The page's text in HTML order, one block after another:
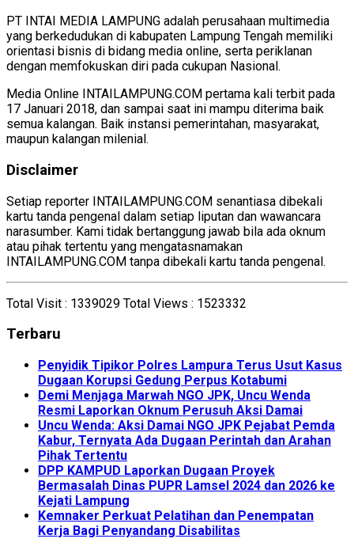
PT INTAI MEDIA LAMPUNG adalah perusahaan multimedia
yang berkedudukan di kabupaten Lampung Tengah memiliki
orientasi bisnis di bidang media online, serta periklanan
dengan memfokuskan diri pada cukupan Nasional.
Media Online INTAILAMPUNG.COM pertama kali terbit pada
17 Januari 2018, dan sampai saat ini mampu diterima baik
semua kalangan. Baik instansi pemerintahan, masyarakat,
maupun kalangan milenial.
Disclaimer
Setiap reporter INTAILAMPUNG.COM senantiasa dibekali
kartu tanda pengenal dalam setiap liputan dan wawancara
narasumber. Kami tidak bertanggung jawab bila ada oknum
atau pihak tertentu yang mengatasnamakan
INTAILAMPUNG.COM tanpa dibekali kartu tanda pengenal.
Total Visit : 1339029 Total Views : 1523332
Terbaru
Penyidik Tipikor Polres Lampura Terus Usut Kasus
Dugaan Korupsi Gedung Perpus Kotabumi
Demi Menjaga Marwah NGO JPK, Uncu Wenda
Resmi Laporkan Oknum Perusuh Aksi Damai
Uncu Wenda: Aksi Damai NGO JPK Pejabat Pemda
Kabur, Ternyata Ada Dugaan Perintah dan Arahan
Pihak Tertentu
DPP KAMPUD Laporkan Dugaan Proyek
Bermasalah Dinas PUPR Lamsel 2024 dan 2026 ke
Kejati Lampung
Kemnaker Perkuat Pelatihan dan Penempatan
Kerja Bagi Penyandang Disabilitas